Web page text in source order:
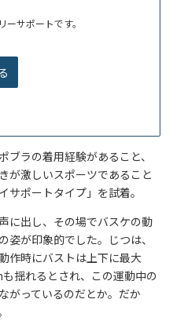
サポートです。
ラの着用経験があること、
が激しいスポーツであること
ポートタイプ」を試着。
に出し、その場でバスケの動
姿が印象的でした。じつは、
作時にバストは上下に最大
揺れるとされ、この運動中の
がっているのだとか。だか